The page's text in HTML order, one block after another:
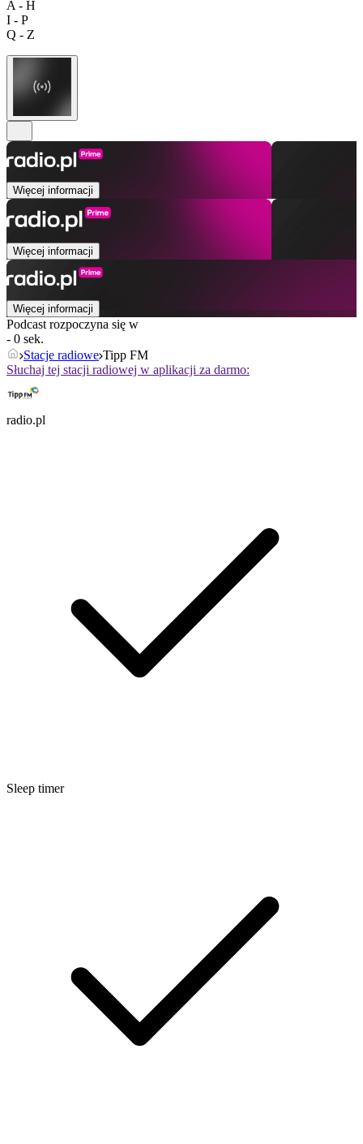
A - H
I - P
Q - Z
Więcej informacji
Więcej informacji
Więcej informacji
Podcast rozpoczyna się w
- 0 sek.
Stacje radiowe Tipp FM
Słuchaj tej stacji radiowej w aplikacji za darmo:
radio.pl
Sleep timer